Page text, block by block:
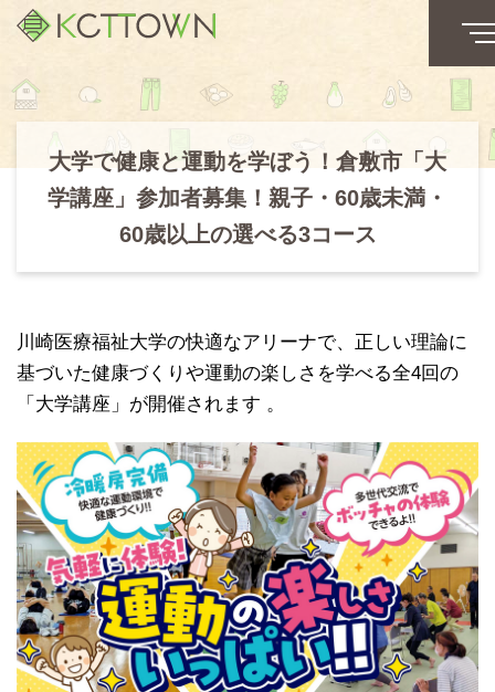
大学で健康と運動を学ぼう！倉敷市「大
学講座」参加者募集！親子・60歳未満・
60歳以上の選べる3コース
川崎医療福祉大学の快適なアリーナで、正しい理論に
基づいた健康づくりや運動の楽しさを学べる全4回の
「大学講座」が開催されます 。